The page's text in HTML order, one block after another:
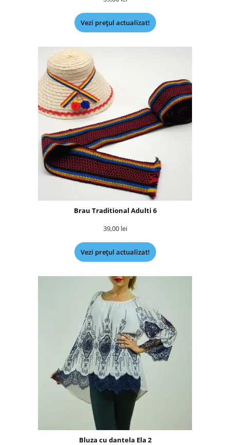
Vezi prețul actualizat!
Brau Traditional Adulti 6
39,00 lei
Vezi prețul actualizat!
Bluza cu dantela Ela 2